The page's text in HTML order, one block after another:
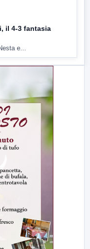
il 4-3 fantasia
e...